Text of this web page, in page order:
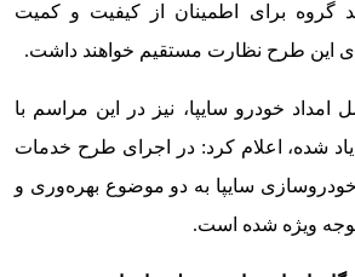
گروه برای اطمینان از کیفیت و کمیت
این طرح نظارت مستقیم خواهند داشت.
خودرو سایپا، نیز در این مراسم با
شده، اعلام کرد: در اجرای طرح خدمات
سایپا به دو موضوع بهره‌وری و
توجه ویژه شده است.